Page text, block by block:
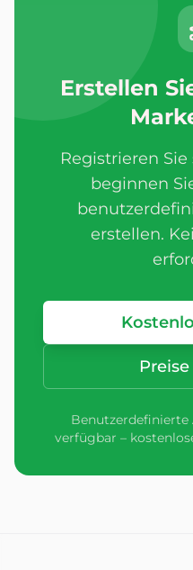
Erstellen
Registrieren
beginnen
erstellen.
Benutzerdefinierte
verfügbar –